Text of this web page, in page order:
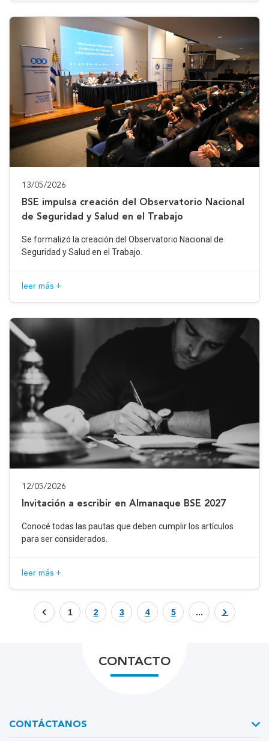
13/05/2026
BSE impulsa creación del Observatorio Nacional
de Seguridad y Salud en el Trabajo
Se formalizó la creación del Observatorio Nacional de
Seguridad y Salud en el Trabajo.
leer más +
12/05/2026
Invitación a escribir en Almanaque BSE 2027
Conocé todas las pautas que deben cumplir los artículos
para ser considerados.
leer más +
1 2 3 4 5 ...
CONTACTO
CONTÁCTANOS